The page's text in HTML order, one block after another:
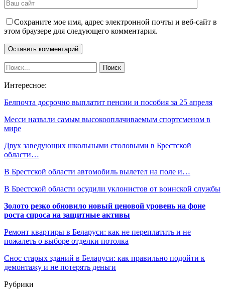
Сохраните мое имя, адрес электронной почты и веб-сайт в
этом браузере для следующего комментария.
Интересное:
Белпочта досрочно выплатит пенсии и пособия за 25 апреля
Месси назвали самым высокооплачиваемым спортсменом в
мире
Двух заведующих школьными столовыми в Брестской
области…
В Брестской области автомобиль вылетел на поле и…
В Брестской области осудили уклонистов от воинской службы
Золото резко обновило новый ценовой уровень на фоне
роста спроса на защитные активы
Ремонт квартиры в Беларуси: как не переплатить и не
пожалеть о выборе отделки потолка
Снос старых зданий в Беларуси: как правильно подойти к
демонтажу и не потерять деньги
Рубрики